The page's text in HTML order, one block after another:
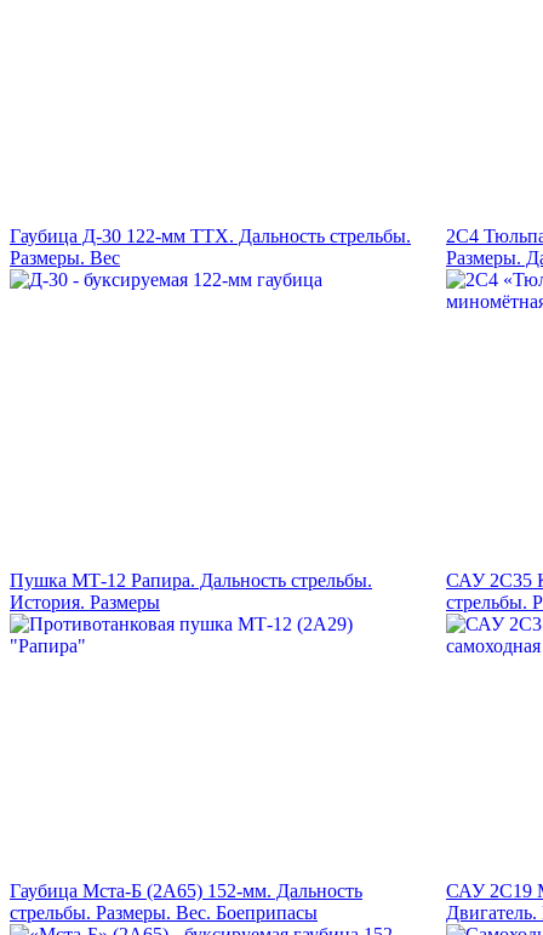
Гаубица Д-30 122-мм ТТХ. Дальность стрельбы.
Размеры. Вес
2С4
Размеры.
Пушка МТ-12 Рапира. Дальность стрельбы.
История. Размеры
САУ 2С35
стрельбы.
Гаубица Мста-Б (2А65) 152-мм. Дальность
стрельбы. Размеры. Вес. Боеприпасы
САУ 2С19